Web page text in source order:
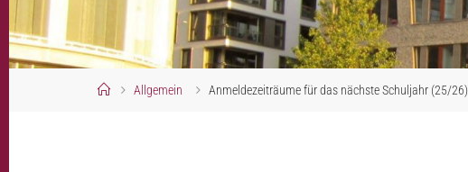
HomeAllgemein Anmeldezeiträume für das nächste Schuljahr (25/26)